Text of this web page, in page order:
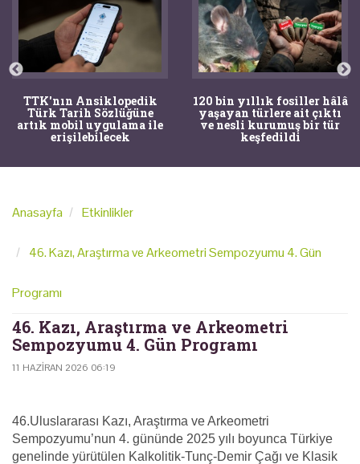
TTK'nın Ansiklopedik
Türk Tarih Sözlüğüne
artık mobil uygulama ile
erişilebilecek
120 bin yıllık fosiller hâlâ
yaşayan türlere ait çıktı
ve nesli kurumuş bir tür
keşfedildi
Anasayfa Etkinlikler
46. Kazı, Araştırma ve Arkeometri Sempozyumu 4. Gün
Programı
46. Kazı, Araştırma ve Arkeometri
Sempozyumu 4. Gün Programı
11 HAZIRAN 2026 06:19
46.Uluslararası Kazı, Araştırma ve Arkeometri
Sempozyumu’nun 4. gününde 2025 yılı boyunca Türkiye
genelinde yürütülen Kalkolitik-Tunç-Demir Çağı ve Klasik